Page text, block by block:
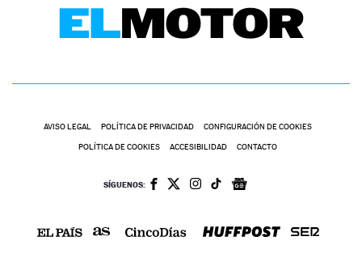
AVISO LEGAL POLÍTICA DE PRIVACIDAD CONFIGURACIÓN DE COOKIES
POLÍTICA DE COOKIES ACCESIBILIDAD CONTACTO
SÍGUENOS: